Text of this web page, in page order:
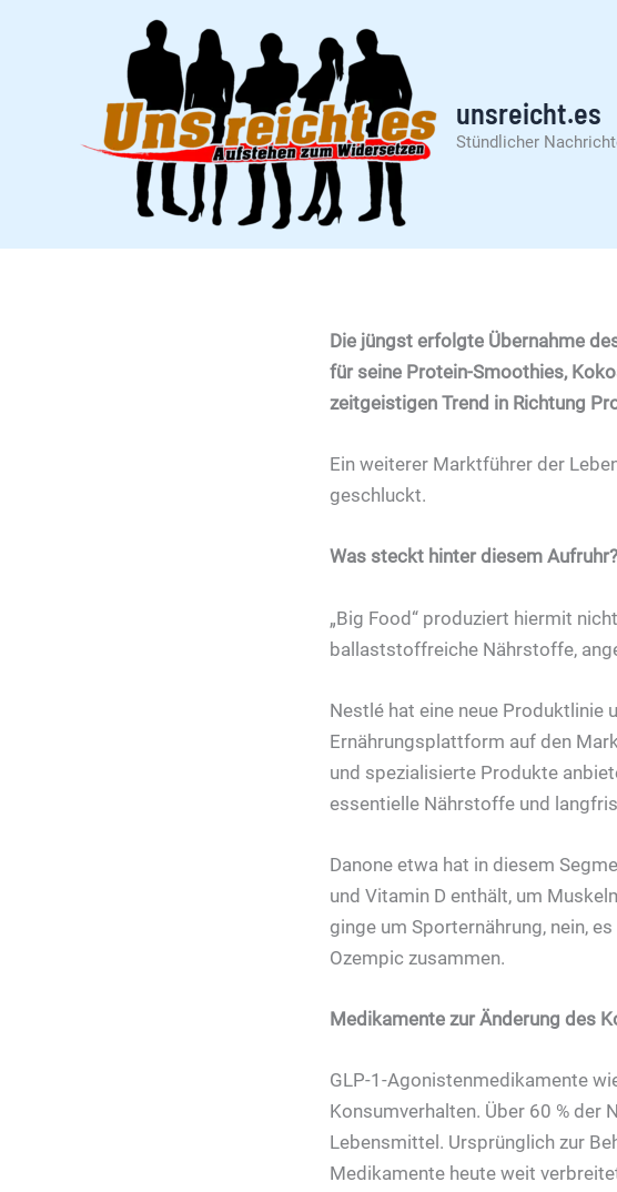
unsreicht.es
Stündlicher
Die jüngst erfolgte Übernahme
für seine Protein-Smoothies,
zeitgeistigen Trend in Richtung
Ein weiterer Marktführer der
geschluckt.
Was steckt hinter diesem Aufruhr?
„Big Food“ produziert hiermit
ballaststoffreiche Nährstoffe,
Nestlé hat eine neue Produktlinie
Ernährungsplattform auf den
und spezialisierte Produkte
essentielle Nährstoffe und
Danone etwa hat in diesem
und Vitamin D enthält, um
ginge um Sporternährung, nein,
Ozempic zusammen.
Medikamente zur Änderung des
GLP-1-Agonistenmedikamente
Konsumverhalten. Über 60 % der
Lebensmittel. Ursprünglich zur
Medikamente heute weit